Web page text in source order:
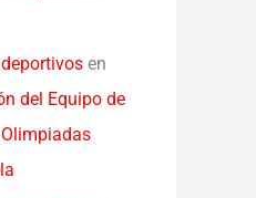
en
del Equipo de